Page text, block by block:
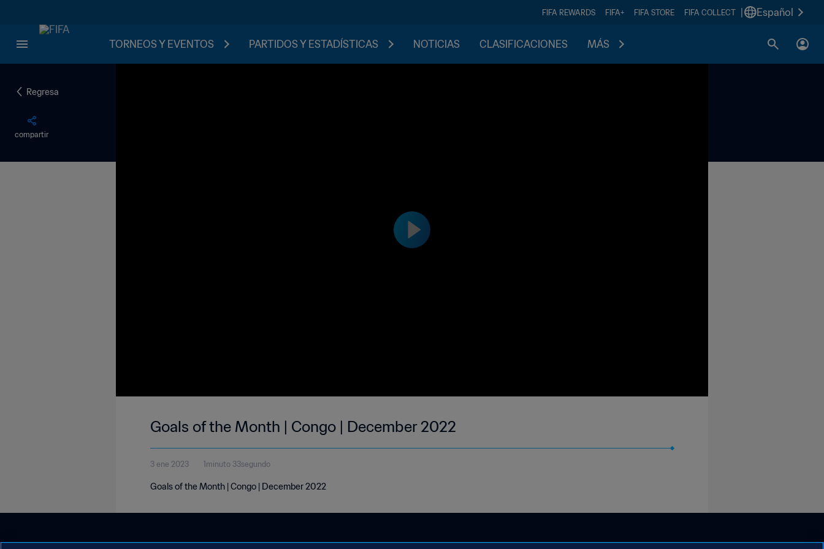
FIFA REWARDS FIFA+ FIFA STORE FIFA COLLECT Español
TORNEOS Y EVENTOS PARTIDOS Y ESTADÍSTICAS NOTICIAS CLASIFICACIONES MÁS
Regresa
compartir
Goals of the Month | Congo | December 2022
3 ene 2023 1minuto 33segundo
Goals of the Month | Congo | December 2022